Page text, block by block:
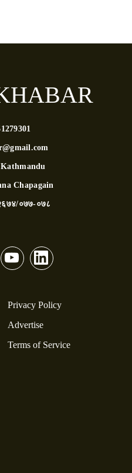
Chapagain
०७७-०७८
Privacy Policy
Advertise
Terms of Service